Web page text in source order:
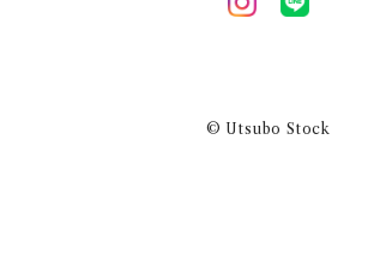
© Utsubo Stock